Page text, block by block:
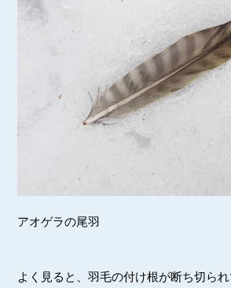
アオゲラの尾羽
よく見ると、羽毛の付け根が断ち切ら